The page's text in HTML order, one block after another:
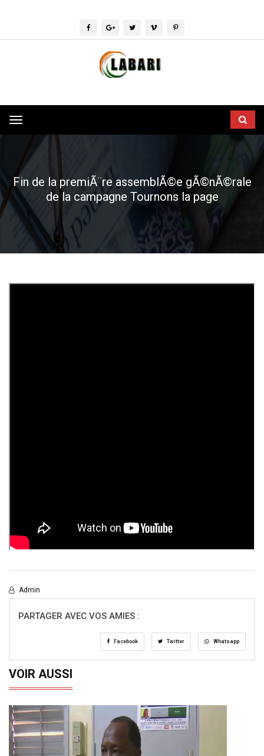
Toggle
navigation
Fin de la premiÃ¨re assemblÃ©e gÃ©nÃ©rale
de la campagne Tournons la page
Admin
PARTAGER AVEC VOS AMIES :
Facebook Twitter Whatsapp
VOIR AUSSI